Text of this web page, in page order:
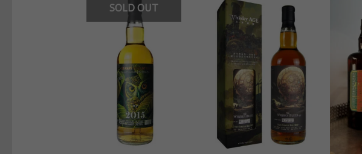
SOLD OUT